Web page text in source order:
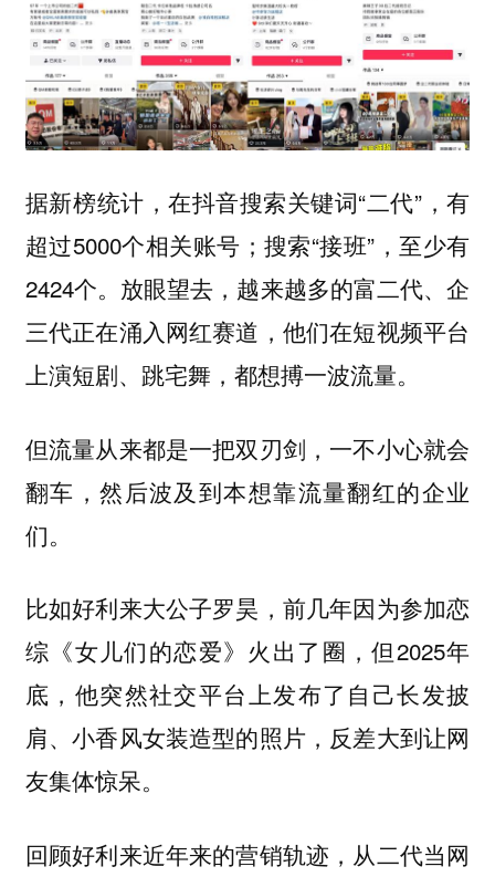
据新榜统计，在抖音搜索关键词“二代”，有
超过5000个相关账号；搜索“接班”，至少有
2424个。放眼望去，越来越多的富二代、企
三代正在涌入网红赛道，他们在短视频平台
上演短剧、跳宅舞，都想搏一波流量。
但流量从来都是一把双刃剑，一不小心就会
翻车，然后波及到本想靠流量翻红的企业
们。
比如好利来大公子罗昊，前几年因为参加恋
综《女儿们的恋爱》火出了圈，但2025年
底，他突然社交平台上发布了自己长发披
肩、小香风女装造型的照片，反差大到让网
友集体惊呆。
回顾好利来近年来的营销轨迹，从二代当网